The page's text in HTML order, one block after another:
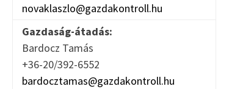
novaklaszlo@gazdakontroll.hu
Gazdaság-átadás:
Bardocz Tamás
+36-20/392-6552
bardocztamas@gazdakontroll.hu